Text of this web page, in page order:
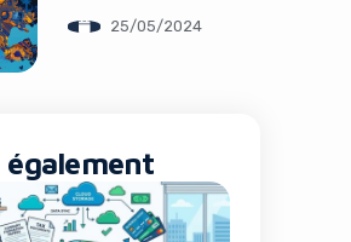
Futur25/05/2024
également
No Thanks